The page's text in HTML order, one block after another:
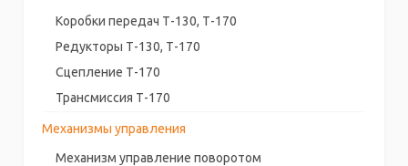
Коробки передач Т-130, Т-170
Редукторы Т-130, Т-170
Сцепление Т-170
Трансмиссия Т-170
Механизмы управления
Механизм управление поворотом